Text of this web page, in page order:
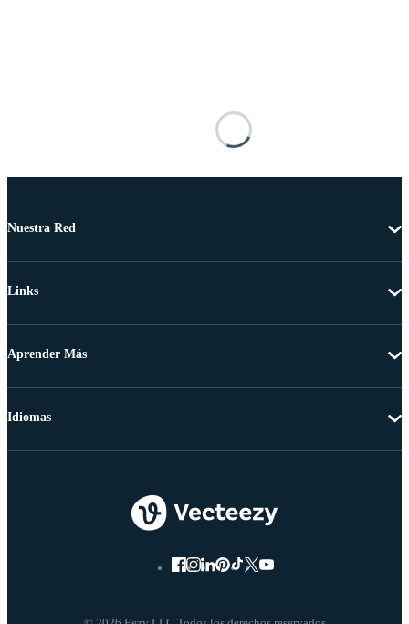
Nuestra Red
Links
Aprender Más
Idiomas